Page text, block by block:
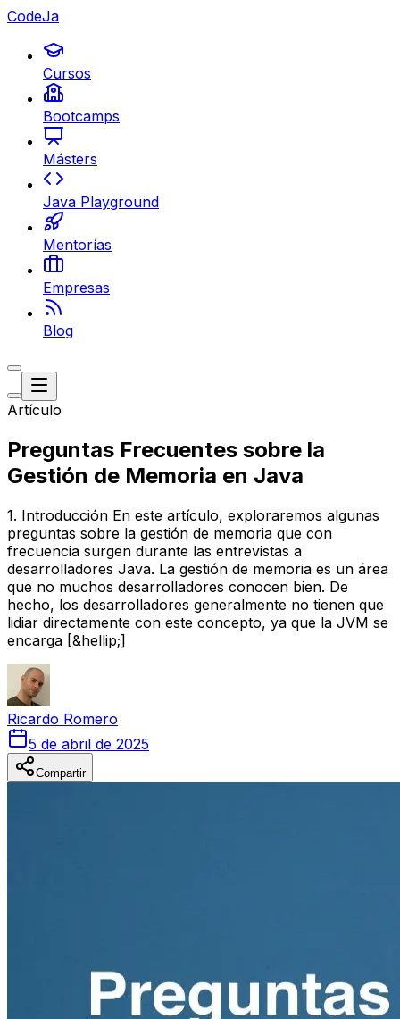
CodeJa
Cursos
Bootcamps
Másters
Java Playground
Mentorías
Empresas
Blog
Artículo
Preguntas Frecuentes sobre la
Gestión de Memoria en Java
1. Introducción En este artículo, exploraremos algunas
preguntas sobre la gestión de memoria que con
frecuencia surgen durante las entrevistas a
desarrolladores Java. La gestión de memoria es un área
que no muchos desarrolladores conocen bien. De
hecho, los desarrolladores generalmente no tienen que
lidiar directamente con este concepto, ya que la JVM se
encarga [&hellip;]
Ricardo Romero
5 de abril de 2025
Compartir